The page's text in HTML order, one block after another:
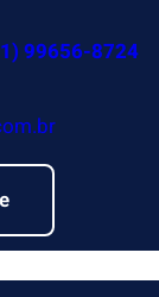
99656-8724